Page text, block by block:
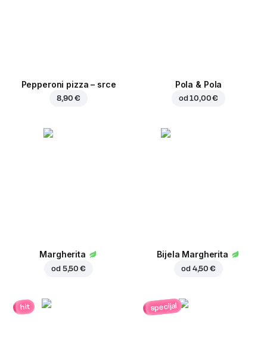
Pepperoni pizza – srce
8,90 €
Pola & Pola
od10,00 €
Margherita
od 5,50 €
Bijela Margherita
od 4,50 €
hit specijal